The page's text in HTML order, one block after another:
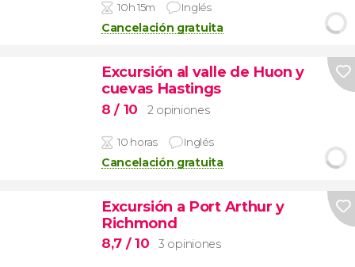
10h 15m Inglés
Cancelación gratuita
Excursión al valle de Huon y
cuevas Hastings
8/ 10 2 opiniones
10 horas Inglés
Cancelación gratuita
Excursión a Port Arthur y
Richmond
8,7 / 10 3 opiniones